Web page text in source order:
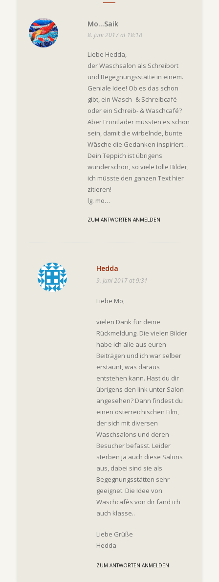
Mo...Saik
8. Juni 2017 at 18:18
Liebe Hedda,
der Waschsalon als Schreibort
und Begegnungsstätte in einem.
Geniale Idee! Ob es das schon
gibt, ein Wasch- & Schreibcafé
oder ein Schreib- & Waschcafé?
Aber Frontlader müssten es schon
sein, damit die wirbelnde, bunte
Wäsche die Gedanken inspiriert…
Dein Teppich ist übrigens
wunderschön, so viele tolle Bilder,
ich müsste den ganzen Text hier
zitieren!
lg. mo…
ZUM ANTWORTEN ANMELDEN
Hedda
9. Juni 2017 at 9:31
Liebe Mo,
vielen Dank für deine
Rückmeldung. Die vielen Bilder
habe ich alle aus euren
Beiträgen und ich war selber
erstaunt, was daraus
entstehen kann. Hast du dir
übrigens den link unter Salon
angesehen? Dann findest du
einen österreichischen Film,
der sich mit diversen
Waschsalons und deren
Besucher befasst. Leider
sterben ja auch diese Salons
aus, dabei sind sie als
Begegnungsstätten sehr
geeignet. Die Idee von
Waschcafès von dir fand ich
auch klasse..
Liebe Grüße
Hedda
ZUM ANTWORTEN ANMELDEN